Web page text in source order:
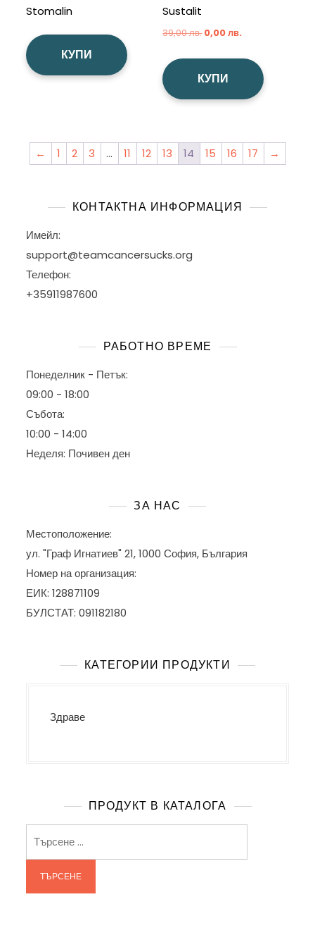
Stomalin
КУПИ
Sustalit
39,00лв. Original
was:
0,00лв.
0,00 лв..
КУПИ
← 1 2 3 … 11 12 13 14 15 16 17 →
КОНТАКТНА ИНФОРМАЦИЯ
Имейл:
support@teamcancersucks.org
Телефон:
+35911987600
РАБОТНО ВРЕМЕ
Понеделник - Петък:
09:00 - 18:00
Събота:
10:00 - 14:00
Неделя: Почивен ден
ЗА НАС
Местоположение:
ул. "Граф Игнатиев" 21, 1000 София, България
Номер на организация:
ЕИК: 128871109
БУЛСТАТ: 091182180
КАТЕГОРИИ ПРОДУКТИ
Здраве
ПРОДУКТ В КАТАЛОГА